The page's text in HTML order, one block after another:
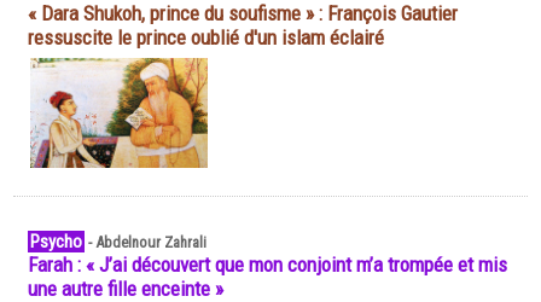
« Dara Shukoh, prince du soufisme » : François Gautier
ressuscite le prince oublié d'un islam éclairé
Psycho -Abdelnour Zahrali
Farah : « J’ai découvert que mon conjoint m’a trompée et mis
une autre fille enceinte »